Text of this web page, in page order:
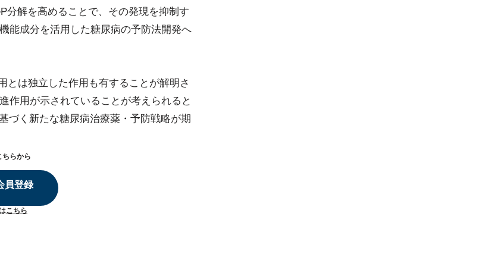
分解を高めることで、その発現を抑制す
能成分を活用した糖尿病の予防法開発へ
とは独立した作用も有することが解明さ
作用が示されていることが考えられると
づく新たな糖尿病治療薬・予防戦略が期
ちらから
員登録
こちら